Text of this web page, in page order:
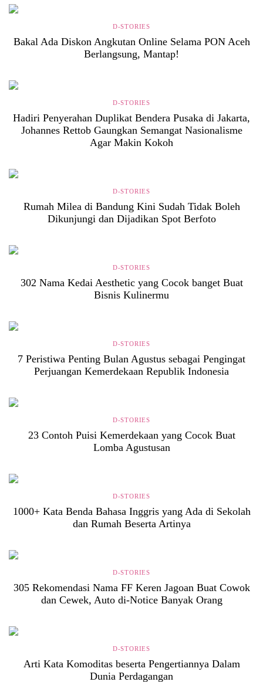
D-STORIES
Bakal Ada Diskon Angkutan Online Selama PON Aceh
Berlangsung, Mantap!
D-STORIES
Hadiri Penyerahan Duplikat Bendera Pusaka di Jakarta,
Johannes Rettob Gaungkan Semangat Nasionalisme
Agar Makin Kokoh
D-STORIES
Rumah Milea di Bandung Kini Sudah Tidak Boleh
Dikunjungi dan Dijadikan Spot Berfoto
D-STORIES
302 Nama Kedai Aesthetic yang Cocok banget Buat
Bisnis Kulinermu
D-STORIES
7 Peristiwa Penting Bulan Agustus sebagai Pengingat
Perjuangan Kemerdekaan Republik Indonesia
D-STORIES
23 Contoh Puisi Kemerdekaan yang Cocok Buat
Lomba Agustusan
D-STORIES
1000+ Kata Benda Bahasa Inggris yang Ada di Sekolah
dan Rumah Beserta Artinya
D-STORIES
305 Rekomendasi Nama FF Keren Jagoan Buat Cowok
dan Cewek, Auto di-Notice Banyak Orang
D-STORIES
Arti Kata Komoditas beserta Pengertiannya Dalam
Dunia Perdagangan